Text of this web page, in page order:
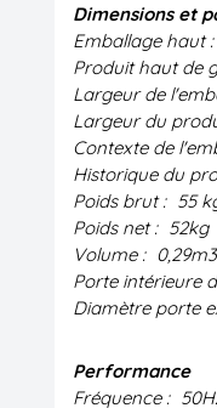
Dimensions et
Emballage haut :
Produit haut de
Largeur de
Largeur du
Contexte de
Historique du
Poids brut : 55
Poids net : 52kg
Volume : 0,29m3
Porte intérieure
Diamètre porte
Performance
Fréquence :